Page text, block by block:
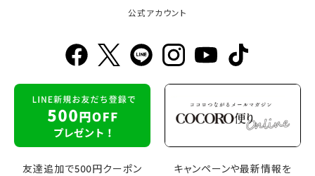
公式アカウント
友達追加で500円クーポン
キャンペーンや最新情報を